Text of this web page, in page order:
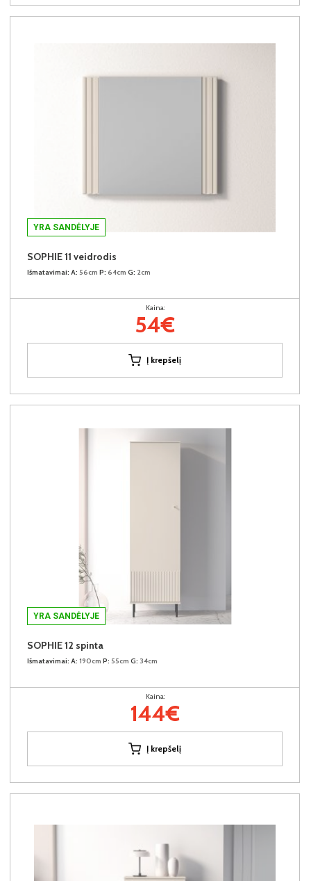
YRA SANDĖLYJE
SOPHIE 11 veidrodis
Išmatavimai: A: 56cm P: 64cm G: 2cm
Kaina:
54€
Į krepšelį
YRA SANDĖLYJE
SOPHIE 12 spinta
Išmatavimai: A: 190cm P: 55cm G: 34cm
Kaina:
144€
Į krepšelį